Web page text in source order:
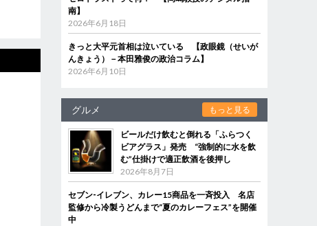
南】
2026年6月18日
きっと大平元首相は泣いている 【政眼鏡（せいが
んきょう）－本田雅俊の政治コラム】
2026年6月10日
グルメ もっと見る
ビールだけ飲むと倒れる「ふらつく
ビアグラス」発売 “強制的に水を飲
む”仕掛けで適正飲酒を後押し
2026年8月7日
セブン‐イレブン、カレー15商品を一斉投入 名店
監修から冷製うどんまで“夏のカレーフェス”を開催
中